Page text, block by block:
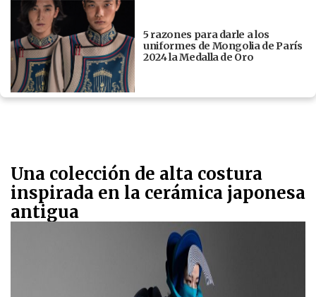
5 razones para darle a los
uniformes de Mongolia de París
2024 la Medalla de Oro
Una colección de alta costura
inspirada en la cerámica japonesa
antigua